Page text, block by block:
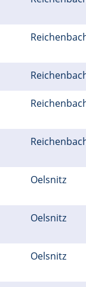
Oelsnitz
Oelsnitz
Oelsnitz